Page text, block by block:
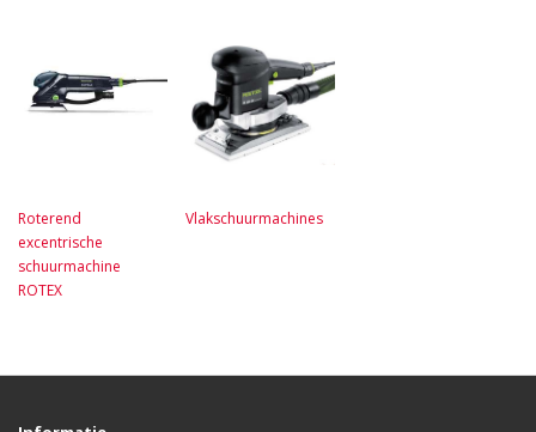
Roterend
excentrische
schuurmachine
ROTEX
Vlakschuurmachines